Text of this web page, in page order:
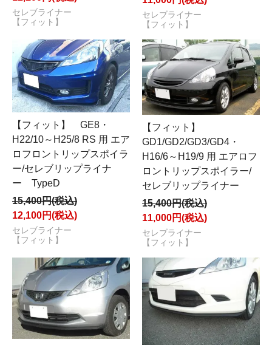
セレブライナー
【フィット】
セレブライナー
【フィット】
【フィット】 GE8・
H22/10～H25/8 RS 用 エア
ロフロントリップスポイラ
ー/セレブリップライナ
ー TypeD
15,400円(税込)
12,100円(税込)
セレブライナー
【フィット】
【フィット】
GD1/GD2/GD3/GD4・
H16/6～H19/9 用 エアロフ
ロントリップスポイラー/
セレブリップライナー
15,400円(税込)
11,000円(税込)
セレブライナー
【フィット】